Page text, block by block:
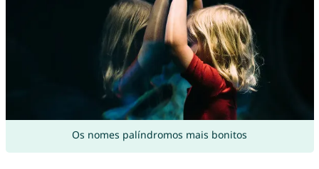
Os nomes palíndromos mais bonitos